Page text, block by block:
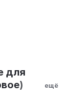
для
ещё